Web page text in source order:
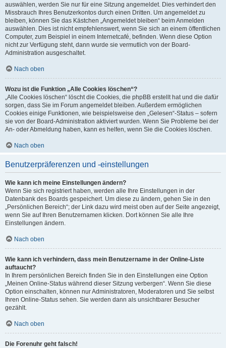
auswählen, werden Sie nur für eine Sitzung angemeldet. Dies verhindert den
Missbrauch Ihres Benutzerkontos durch einen Dritten. Um angemeldet zu
bleiben, können Sie das Kästchen „Angemeldet bleiben“ beim Anmelden
auswählen. Dies ist nicht empfehlenswert, wenn Sie sich an einem öffentlichen
Computer, zum Beispiel in einem Internetcafé, befinden. Wenn diese Option
nicht zur Verfügung steht, dann wurde sie vermutlich von der Board-
Administration ausgeschaltet.
Nach oben
Wozu ist die Funktion „Alle Cookies löschen“?
„Alle Cookies löschen“ löscht die Cookies, die phpBB erstellt hat und die dafür
sorgen, dass Sie im Forum angemeldet bleiben. Außerdem ermöglichen
Cookies einige Funktionen, wie beispielsweise den „Gelesen“-Status – sofern
sie von der Board-Administration aktiviert wurden. Wenn Sie Probleme bei der
An- oder Abmeldung haben, kann es helfen, wenn Sie die Cookies löschen.
Nach oben
Benutzerpräferenzen und -einstellungen
Wie kann ich meine Einstellungen ändern?
Wenn Sie sich registriert haben, werden alle Ihre Einstellungen in der
Datenbank des Boards gespeichert. Um diese zu ändern, gehen Sie in den
„Persönlichen Bereich“; der Link dazu wird meist oben auf der Seite angezeigt,
wenn Sie auf Ihren Benutzernamen klicken. Dort können Sie alle Ihre
Einstellungen ändern.
Nach oben
Wie kann ich verhindern, dass mein Benutzername in der Online-Liste
auftaucht?
In Ihrem persönlichen Bereich finden Sie in den Einstellungen eine Option
„Meinen Online-Status während dieser Sitzung verbergen“. Wenn Sie diese
Option einschalten, können nur Administratoren, Moderatoren und Sie selbst
Ihren Online-Status sehen. Sie werden dann als unsichtbarer Besucher
gezählt.
Nach oben
Die Forenuhr geht falsch!